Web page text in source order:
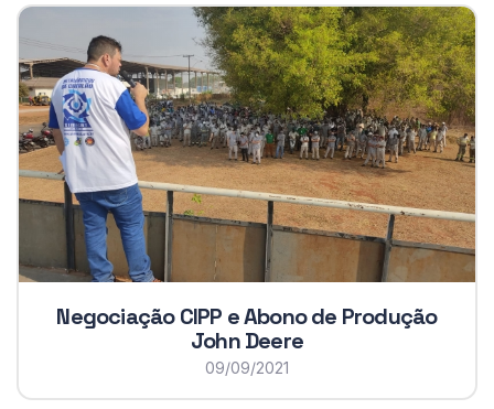
Negociação CIPP e Abono de Produção
John Deere
09/09/2021